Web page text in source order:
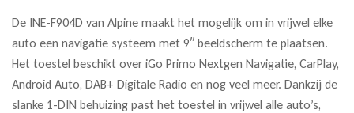
De INE-F904D van Alpine maakt het mogelijk om in vrijwel elke
auto een navigatie systeem met 9″ beeldscherm te plaatsen.
Het toestel beschikt over iGo Primo Nextgen Navigatie, CarPlay,
Android Auto, DAB+ Digitale Radio en nog veel meer. Dankzij de
slanke 1-DIN behuizing past het toestel in vrijwel alle auto’s,